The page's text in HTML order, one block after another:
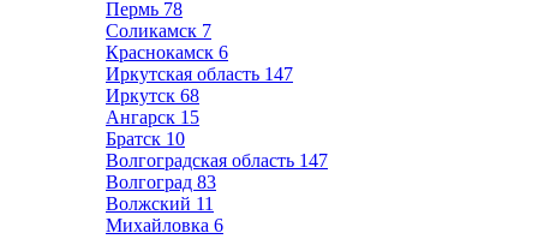
Пермь 78
Соликамск 7
Краснокамск 6
Иркутская область 147
Иркутск 68
Ангарск 15
Братск 10
Волгоградская область 147
Волгоград 83
Волжский 11
Михайловка 6